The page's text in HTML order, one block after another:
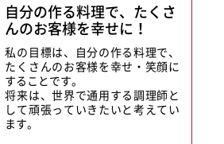
自分の作る料理で、たくさ
んのお客様を幸せに！
私の目標は、自分の作る料理で、
たくさんのお客様を幸せ・笑顔に
することです。
将来は、世界で通用する調理師と
して頑張っていきたいと考えてい
ます。